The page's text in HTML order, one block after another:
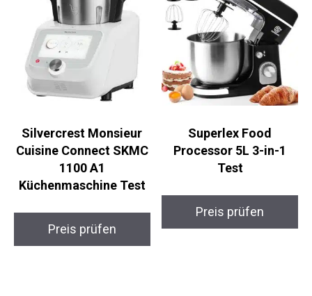
Silvercrest Monsieur
Cuisine Connect SKMC
1100 A1
Küchenmaschine Test
Preis prüfen
Superlex Food
Processor 5L 3-in-1
Test
Preis prüfen